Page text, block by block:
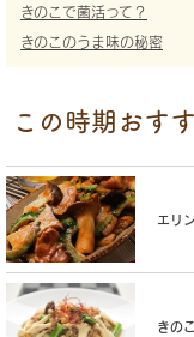
きのこで菌活って？
きのこのうま味の秘密
この時期おす
エリ
きの